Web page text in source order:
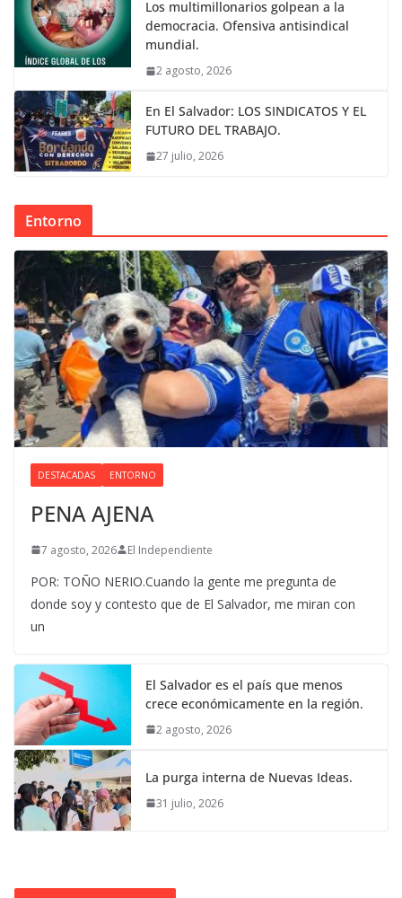
Los multimillonarios golpean a la
democracia. Ofensiva antisindical
mundial.
2 agosto, 2026
En El Salvador: LOS SINDICATOS Y EL
FUTURO DEL TRABAJO.
27 julio, 2026
Entorno
DESTACADAS ENTORNO
PENA AJENA
7 agosto, 2026 El Independiente
POR: TOÑO NERIO.Cuando la gente me pregunta de
donde soy y contesto que de El Salvador, me miran con
un
El Salvador es el país que menos
crece económicamente en la región.
2 agosto, 2026
La purga interna de Nuevas Ideas.
31 julio, 2026